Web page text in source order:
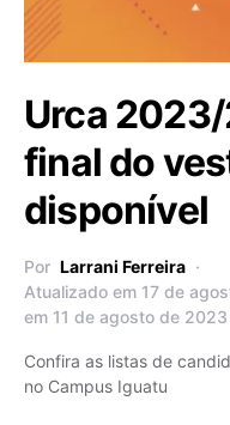
Urca
final do
disponível
Por Larrani Ferreira
Atualizado em 17 de
em 11 de agosto de 2023
Confira as listas de
no Campus Iguatu